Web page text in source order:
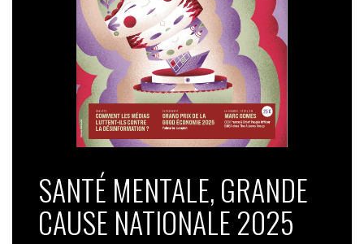
SANTÉ MENTALE, GRANDE
CAUSE NATIONALE 2025